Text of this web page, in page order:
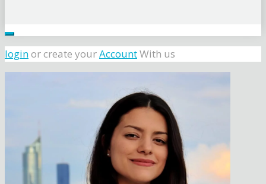
loginor create yourAccountWith us